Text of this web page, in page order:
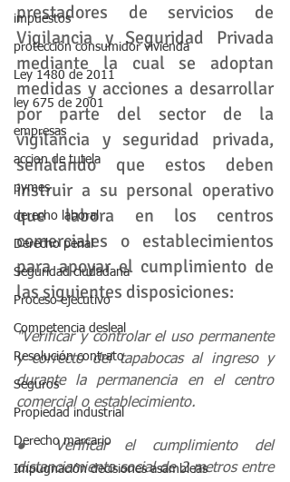
impuestos
protección consumidor vivienda
Ley 1480 de 2011
ley 675 de 2001
empresas
accion de tutela
pymes
derecho laboral
Derecho penal
Seguridad ciudadana
Proceso ejecutivo
Competencia desleal
Resolución contrato
Seguros
Propiedad industrial
Derecho marcario
Impugnación decisiones asambleas
prestadores de servicios de
Vigilancia y Seguridad Privada
mediante la cual se adoptan
medidas y acciones a desarrollar
por parte del sector de la
vigilancia y seguridad privada,
señalando que estos deben
instruir a su personal operativo
que labora en los centros
comerciales o establecimientos
para apoyar el cumplimiento de
las siguientes disposiciones:
"Verificar y controlar el uso permanente
y correcto del tapabocas al ingreso y
durante la permanencia en el centro
comercial o establecimiento.
● Verificar el cumplimiento del
distanciamiento social de 2 metros entre